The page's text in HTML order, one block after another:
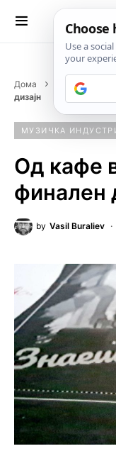
Дома Музичка
дизајн
МУЗИЧКА
Од кафе
финален
by Vasil Buraliev